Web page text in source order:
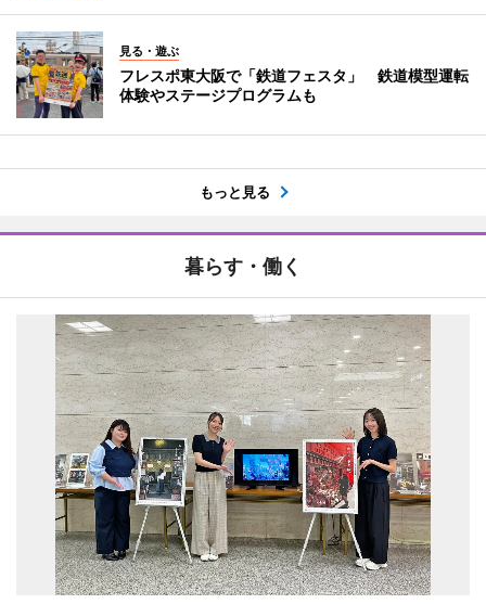
見る・遊ぶ
フレスポ東大阪で「鉄道フェスタ」 鉄道模型運転
体験やステージプログラムも
もっと見る
暮らす・働く